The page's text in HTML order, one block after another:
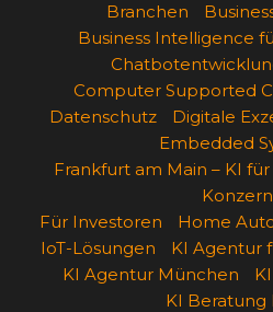
Branchen
Business Intelligence
Computer Supported
Datenschutz
Digitale
Embedded
Frankfurt am Main – KI
Für Investoren
Home
IoT-Lösungen
KI Agentur
KI Agentur München
KI Beratung